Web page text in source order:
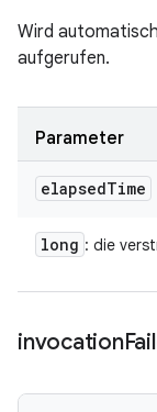
Wird
aufgerufen.
Parameter
elapsedTime
long : die
invocation